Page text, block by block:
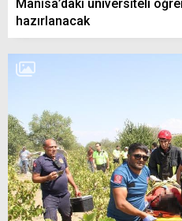
Manisa’daki üniversiteli
hazırlanacak